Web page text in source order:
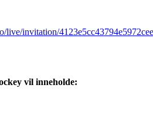
live/invitation/4123e5cc43794e5972cee
vil inneholde: